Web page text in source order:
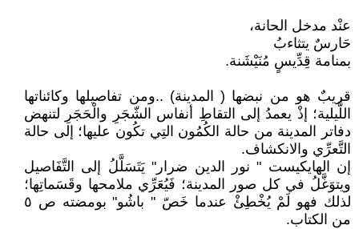
عنْد مدخل الحانة،
حَارسٌ يتثاءبُ
بمنامة قِدِّيسٍ مُنَيْشَنة.
قريبٌ هو من نبضها ( المدينة) ..ومن تفاصيلها وكائناتها
اللَّيلية؛ إذْ يعمدُ إلى التقاطِ أنفاس الشّجَرِ والْحَجَرِ لتنهض
دفاتر المدينة من حالة الكُمُون التِي تكُون عليها؛ إلى حالة
التَّعرِّي والانكشاف.
إن الهايكيست " نور الدين ضرار" يَتَسَلَّلُ إلى التَّفَاصيل
ويتوَغَّلُ في كل صور المدينة؛ فَيُعَرِّي ملامحها وقَسَماتِها؛
لذلك فهو لَمْ يُخْطِئْ عندما خَصّ " باشُو" بومضته ص ٥
من الكتاب.